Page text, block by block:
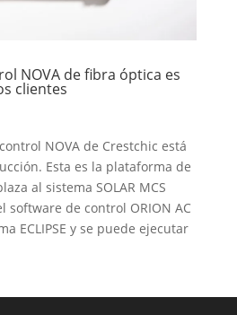
NOVA de fibra óptica es
clientes
NOVA de Crestchic está
Esta es la plataforma de
al sistema SOLAR MCS
software de control ORION AC
ECLIPSE y se puede ejecutar